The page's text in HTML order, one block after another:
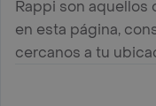
Rappi son
en esta página,
cercanos a tu